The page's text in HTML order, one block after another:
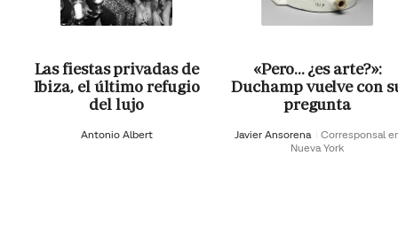
Las fiestas privadas de
Ibiza, el último refugio
del lujo
Antonio Albert
«Pero… ¿es arte?»:
Duchamp vuelve con
pregunta
Javier Ansorena
Corresponsal
Nueva York